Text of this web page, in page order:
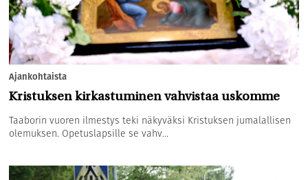
Ajankohtaista
Kristuksen kirkastuminen vahvistaa uskomme
Taaborin vuoren ilmestys teki näkyväksi Kristuksen jumalallisen
olemuksen. Opetuslapsille se vahv...